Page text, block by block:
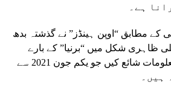
ہے۔
کے مطابق “اوپن ہینڈز” نے گذشتہ بدھ
ظاہری شکل میں “برنیا” کے بارے
میں تصاویر اور ذاتی معلومات شائع کیں جو یکم جون 2021 سے
ہیں۔